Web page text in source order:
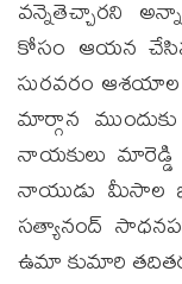
వన్నెతెచ్చారని
కోసం ఆయన చేసిన
సురవరం
మార్గాన
నాయకులు మారెడ్డి
నాయుడు మీసాల
సత్యానంద్
ఉమా కుమారి